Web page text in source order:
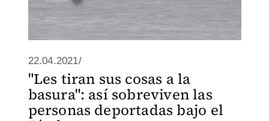
22.04.2021/
"Les tiran sus cosas a la
basura": así sobreviven las
personas deportadas bajo el